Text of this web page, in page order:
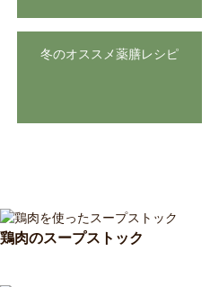
冬のオススメ薬膳レシピ
鶏肉のスープストック